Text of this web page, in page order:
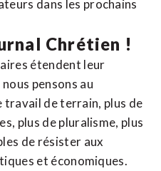
dans les prochains
Chrétien !
étendent leur
pensons au
travail de terrain, plus de
plus de pluralisme, plus
de résister aux
et économiques.